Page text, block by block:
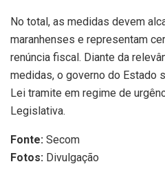
No total, as medidas devem
maranhenses e representam
renúncia fiscal. Diante da
medidas, o governo do Estado
Lei tramite em regime de
Legislativa.
Fonte: Secom
Fotos: Divulgação